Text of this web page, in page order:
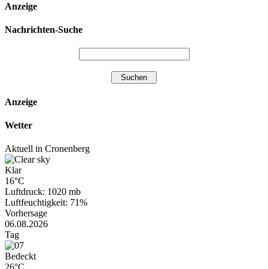
Anzeige
Nachrichten-Suche
Anzeige
Wetter
Aktuell in Cronenberg
Klar
16°C
Luftdruck: 1020 mb
Luftfeuchtigkeit: 71%
Vorhersage
06.08.2026
Tag
Bedeckt